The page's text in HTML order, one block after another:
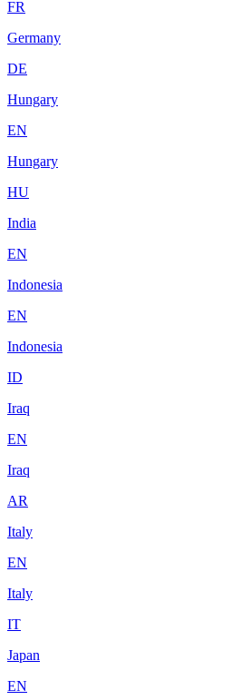
FR
Germany
DE
Hungary
EN
Hungary
HU
India
EN
Indonesia
EN
Indonesia
ID
Iraq
EN
Iraq
AR
Italy
EN
Italy
IT
Japan
EN